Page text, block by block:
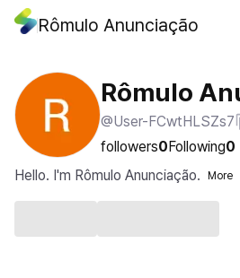
Rômulo Anunciação
Rômulo
@User-FCwtHLSZs7
followers0Following0
Hello. I'm Rômulo Anunciação.
More